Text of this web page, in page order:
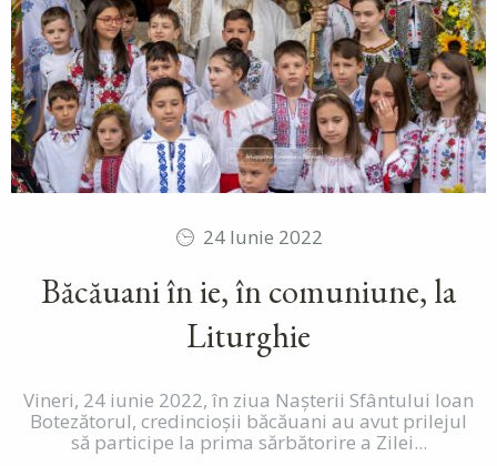
24 Iunie 2022
Băcăuani în ie, în comuniune, la
Liturghie
Vineri, 24 iunie 2022, în ziua Nașterii Sfântului Ioan
Botezătorul, credincioșii băcăuani au avut prilejul
să participe la prima sărbătorire a Zilei...